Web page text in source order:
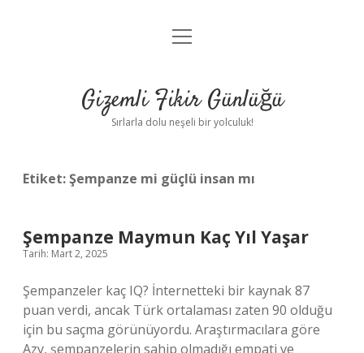
Anasayfa
Yasal Uyarı
menüyü
Gizemli Fikir Günlüğü
Sırlarla dolu neşeli bir yolculuk!
Etiket:Şempanze mi güçlü insan mı
Şempanze Maymun Kaç Yıl Yaşar
Tarih: Mart 2, 2025
Şempanzeler kaç IQ? İnternetteki bir kaynak 87
puan verdi, ancak Türk ortalaması zaten 90 olduğu
için bu saçma görünüyordu. Araştırmacılara göre
Azy, şempanzelerin sahip olmadığı empati ve